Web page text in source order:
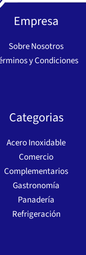
Empresa
Sobre Nosotros
y Condiciones
Categorias
Acero Inoxidable
Comercio
Complementarios
Gastronomía
Panadería
Refrigeración